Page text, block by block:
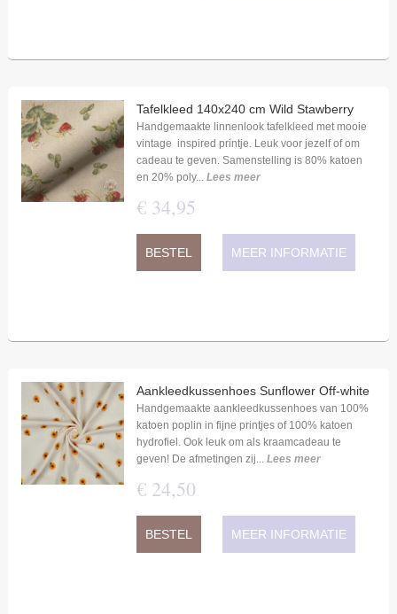
Tafelkleed 140x240 cm Wild Stawberry
Handgemaakte linnenlook tafelkleed met mooie
vintage inspired printje. Leuk voor jezelf of om
cadeau te geven. Samenstelling is 80% katoen
en 20% poly... Lees meer
€ 34,95
BESTEL MEER INFORMATIE
Aankleedkussenhoes Sunflower Off-white
Handgemaakte aankleedkussenhoes van 100%
katoen poplin in fijne printjes of 100% katoen
hydrofiel. Ook leuk om als kraamcadeau te
geven! De afmetingen zij... Lees meer
€ 24,50
BESTEL MEER INFORMATIE